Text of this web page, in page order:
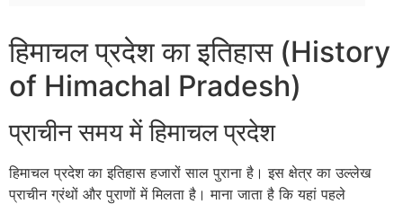
हिमाचल प्रदेश का इतिहास (History
of Himachal Pradesh)
प्राचीन समय में हिमाचल प्रदेश
हिमाचल प्रदेश का इतिहास हजारों साल पुराना है। इस क्षेत्र का उल्लेख
प्राचीन ग्रंथों और पुराणों में मिलता है। माना जाता है कि यहां पहले